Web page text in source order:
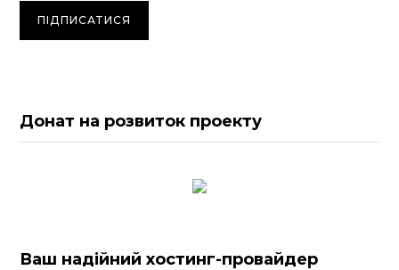
Донат на розвиток проекту
Ваш надійний хостинг-провайдер